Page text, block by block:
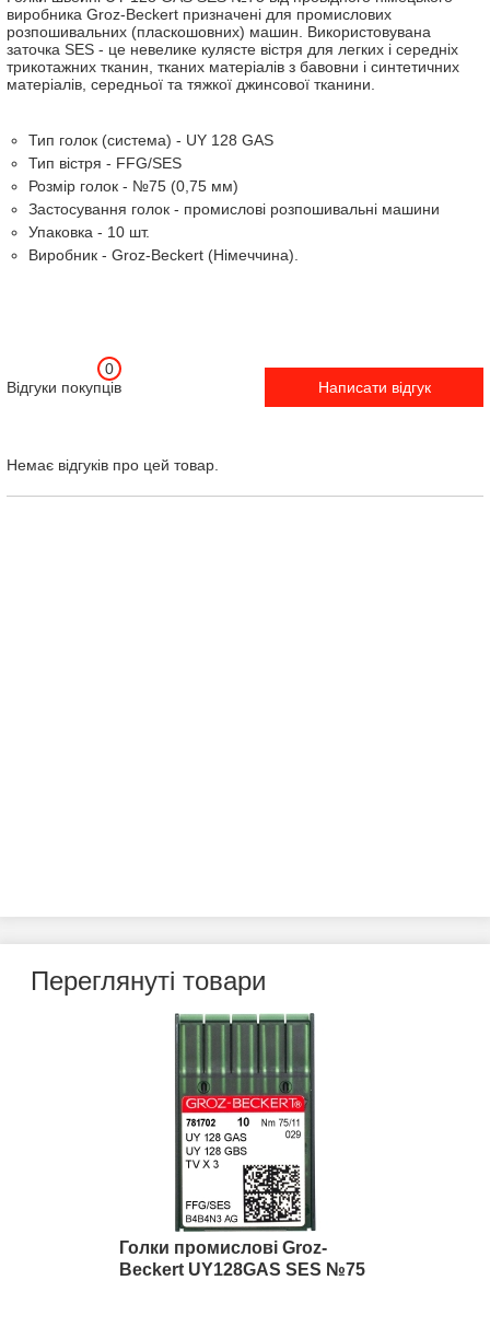
виробника Groz-Beckert призначені для промислових
розпошивальних (пласкошовних) машин. Використовувана
заточка SES - це невелике кулясте вістря для легких і середніх
трикотажних тканин, тканих матеріалів з бавовни і синтетичних
матеріалів, середньої та тяжкої джинсової тканини.
Тип голок (система) - UY 128 GAS
Тип вістря - FFG/SES
Розмір голок - №75 (0,75 мм)
Застосування голок - промислові розпошивальні машини
Упаковка - 10 шт.
Виробник - Groz-Beckert (Німеччина).
Відгуки покупців
0
Написати відгук
Немає відгуків про цей товар.
Переглянуті товари
Голки промислові Groz-
Beckert UY128GAS SES №75